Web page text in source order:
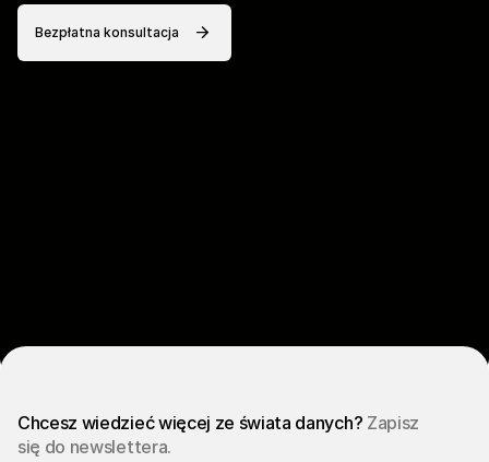
Bezpłatna konsultacja
Chcesz wiedzieć więcej ze świata danych? Zapisz
się do newslettera.